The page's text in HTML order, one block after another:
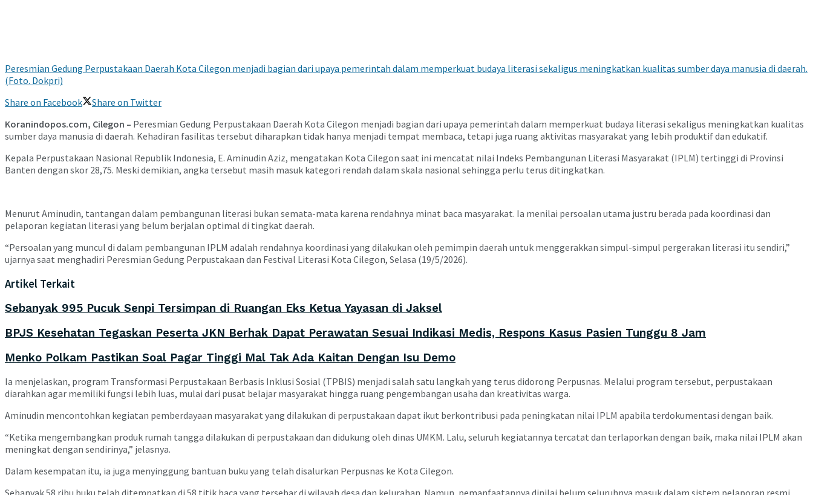
Peresmian Gedung Perpustakaan Daerah Kota Cilegon menjadi bagian dari upaya pemerintah dalam memperkuat budaya literasi sekaligus meningkatkan kualitas sumber daya manusia di daerah.
(Foto. Dokpri)
Share on Facebook
Share on Twitter
Koranindopos.com, Cilegon – Peresmian Gedung Perpustakaan Daerah Kota Cilegon menjadi bagian dari upaya pemerintah dalam memperkuat budaya literasi sekaligus meningkatkan kualitas
sumber daya manusia di daerah. Kehadiran fasilitas tersebut diharapkan tidak hanya menjadi tempat membaca, tetapi juga ruang aktivitas masyarakat yang lebih produktif dan edukatif.
Kepala Perpustakaan Nasional Republik Indonesia, E. Aminudin Aziz, mengatakan Kota Cilegon saat ini mencatat nilai Indeks Pembangunan Literasi Masyarakat (IPLM) tertinggi di Provinsi
Banten dengan skor 28,75. Meski demikian, angka tersebut masih masuk kategori rendah dalam skala nasional sehingga perlu terus ditingkatkan.
Menurut Aminudin, tantangan dalam pembangunan literasi bukan semata-mata karena rendahnya minat baca masyarakat. Ia menilai persoalan utama justru berada pada koordinasi dan
pelaporan kegiatan literasi yang belum berjalan optimal di tingkat daerah.
“Persoalan yang muncul di dalam pembangunan IPLM adalah rendahnya koordinasi yang dilakukan oleh pemimpin daerah untuk menggerakkan simpul-simpul pergerakan literasi itu sendiri,”
ujarnya saat menghadiri Peresmian Gedung Perpustakaan dan Festival Literasi Kota Cilegon, Selasa (19/5/2026).
Artikel Terkait
Sebanyak 995 Pucuk Senpi Tersimpan di Ruangan Eks Ketua Yayasan di Jaksel
BPJS Kesehatan Tegaskan Peserta JKN Berhak Dapat Perawatan Sesuai Indikasi Medis, Respons Kasus Pasien Tunggu 8 Jam
Menko Polkam Pastikan Soal Pagar Tinggi Mal Tak Ada Kaitan Dengan Isu Demo
Ia menjelaskan, program Transformasi Perpustakaan Berbasis Inklusi Sosial (TPBIS) menjadi salah satu langkah yang terus didorong Perpusnas. Melalui program tersebut, perpustakaan
diarahkan agar memiliki fungsi lebih luas, mulai dari pusat belajar masyarakat hingga ruang pengembangan usaha dan kreativitas warga.
Aminudin mencontohkan kegiatan pemberdayaan masyarakat yang dilakukan di perpustakaan dapat ikut berkontribusi pada peningkatan nilai IPLM apabila terdokumentasi dengan baik.
“Ketika mengembangkan produk rumah tangga dilakukan di perpustakaan dan didukung oleh dinas UMKM. Lalu, seluruh kegiatannya tercatat dan terlaporkan dengan baik, maka nilai IPLM akan
meningkat dengan sendirinya,” jelasnya.
Dalam kesempatan itu, ia juga menyinggung bantuan buku yang telah disalurkan Perpusnas ke Kota Cilegon.